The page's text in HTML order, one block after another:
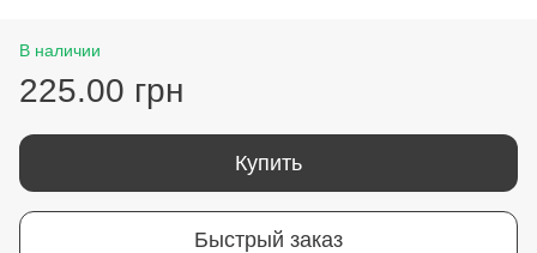
В наличии
225.00 грн
Купить
Быстрый заказ